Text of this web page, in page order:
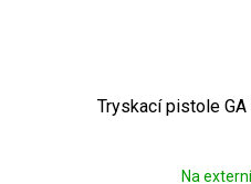
Tryskací pistole
Na